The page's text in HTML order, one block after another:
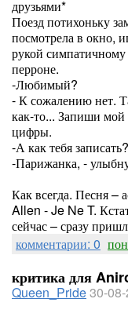
друзьями*
Поезд потихоньку
посмотрела в окно,
рукой
перроне.
-Любимый?
- К сожалению нет.
как-то... Запиши
цифры.
-А как тебя
-Парижанка, -
Как всегда. Песня
Allen - Je Ne T.
сейчас – сразу
комментарии: 0
критика для
Queen_Pride30-